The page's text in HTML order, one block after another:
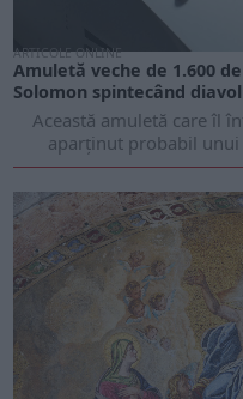
ARTICOLE ONLINE
Amuletă veche de 1.600
Solomon spintecând
Această amuletă care îl
aparținut probabil unui